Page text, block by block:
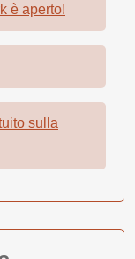
è aperto!
sulla